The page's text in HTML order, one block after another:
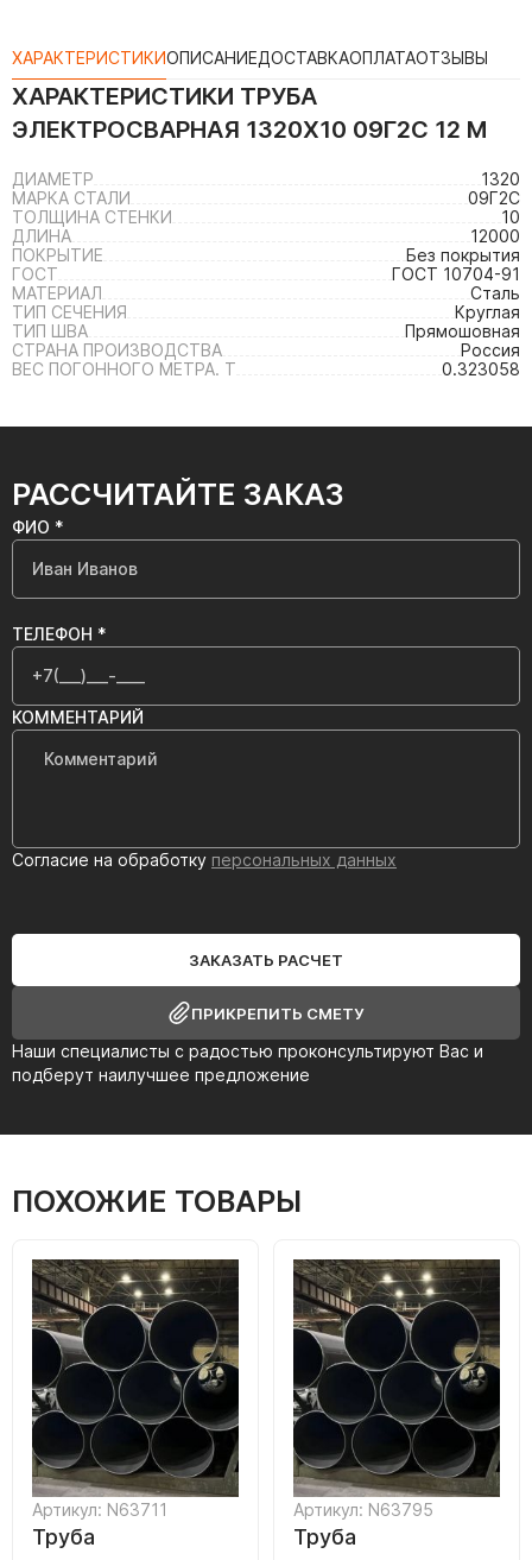
ХАРАКТЕРИСТИКИОПИСАНИЕДОСТАВКАОПЛАТАОТЗЫВЫ
ХАРАКТЕРИСТИКИ ТРУБА
ЭЛЕКТРОСВАРНАЯ 1320Х10 09Г2С 12 М
ДИАМЕТР
1320
МАРКА СТАЛИ
09Г2С
ТОЛЩИНА СТЕНКИ
10
ДЛИНА
12000
ПОКРЫТИЕ
Без покрытия
ГОСТ
ГОСТ 10704-91
МАТЕРИАЛ
Сталь
ТИП СЕЧЕНИЯ
Круглая
ТИП ШВА
Прямошовная
СТРАНА ПРОИЗВОДСТВА
Россия
ВЕС ПОГОННОГО МЕТРА. Т
0.323058
РАССЧИТАЙТЕ ЗАКАЗ
Наши специалисты с радостью проконсультируют Вас и
подберут наилучшее предложение
ФИО *
ТЕЛЕФОН *
КОММЕНТАРИЙ
Согласие на обработку персональных данных
ЗАКАЗАТЬ РАСЧЕТ
ПРИКРЕПИТЬ СМЕТУ
ПОХОЖИЕ ТОВАРЫ
Артикул: N63711
Труба
Артикул: N63795
Труба